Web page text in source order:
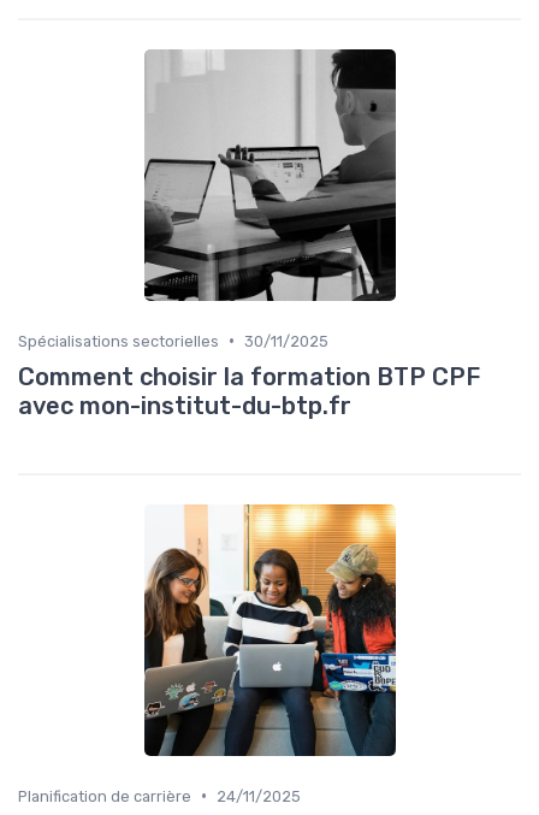
Spécialisations sectorielles • 30/11/2025
Comment choisir la formation BTP CPF
avec mon-institut-du-btp.fr
Planification de carrière • 24/11/2025